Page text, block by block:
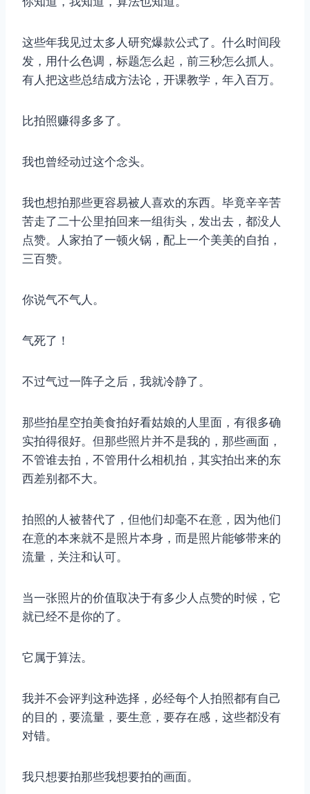
这些年我见过太多人研究爆款公式了。什么时间段
发，用什么色调，标题怎么起，前三秒怎么抓人。
有人把这些总结成方法论，开课教学，年入百万。
比拍照赚得多多了。
我也曾经动过这个念头。
我也想拍那些更容易被人喜欢的东西。毕竟辛辛苦
苦走了二十公里拍回来一组街头，发出去，都没人
点赞。人家拍了一顿火锅，配上一个美美的自拍，
三百赞。
你说气不气人。
气死了！
不过气过一阵子之后，我就冷静了。
那些拍星空拍美食拍好看姑娘的人里面，有很多确
实拍得很好。但那些照片并不是我的，那些画面，
不管谁去拍，不管用什么相机拍，其实拍出来的东
西差别都不大。
拍照的人被替代了，但他们却毫不在意，因为他们
在意的本来就不是照片本身，而是照片能够带来的
流量，关注和认可。
当一张照片的价值取决于有多少人点赞的时候，它
就已经不是你的了。
它属于算法。
我并不会评判这种选择，必经每个人拍照都有自己
的目的，要流量，要生意，要存在感，这些都没有
对错。
我只想要拍那些我想要拍的画面。